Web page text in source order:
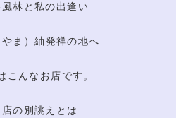
林と私の出逢い
ま）紬発祥の地へ
こんなお店です。
の別誂えとは